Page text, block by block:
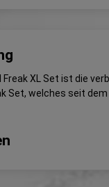
Freak XL Set ist die
Set, welches seit dem